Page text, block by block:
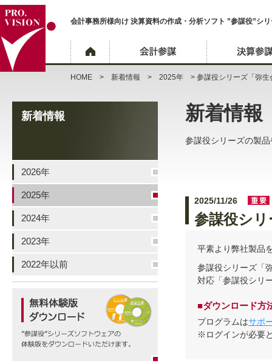
会計事務所様向け 決算資料の作成・分析ソフト ”参謀役”シ
HOME > 新着情報 > 2025年 > 参謀役シリーズ「弥生
新着情報
2026年
2025年
2024年
2023年
2022年以前
新着情報
参謀役シリーズの製
2025/11/26
参謀役シ
平素より弊社製品
参謀役シリーズ「
対応「参謀役シリ
■ダウンロード方
プログラムはサポ
※ログインが必要